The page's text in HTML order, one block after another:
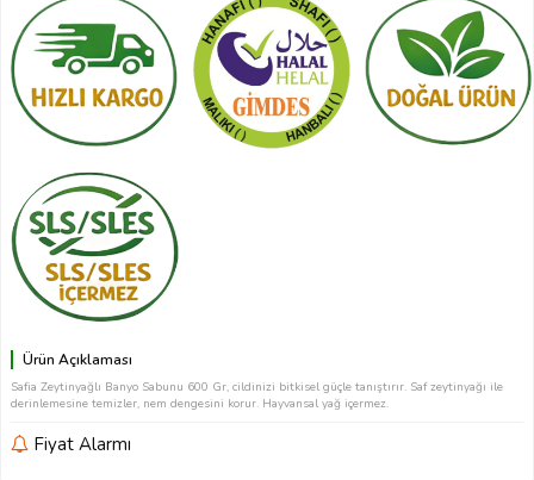
Ürün Açıklaması
Safia Zeytinyağlı Banyo Sabunu 600 Gr, cildinizi bitkisel güçle tanıştırır. Saf zeytinyağı ile
derinlemesine temizler, nem dengesini korur. Hayvansal yağ içermez.
Fiyat Alarmı